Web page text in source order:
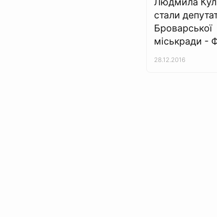
стали
Броварської
міськради -
28.12.2016